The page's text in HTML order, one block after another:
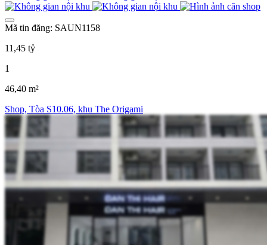
Mã tin đăng: SAUN1158
11,45 tỷ
1
46,40 m²
Shop, Tòa S10.06, khu The Origami